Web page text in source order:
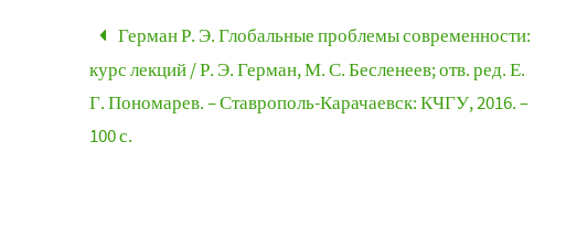
Герман Р. Э. Глобальные проблемы современности:
курс лекций / Р. Э. Герман, М. С. Бесленеев; отв. ред. Е.
Г. Пономарев. – Ставрополь-Карачаевск: КЧГУ, 2016. –
100 с.